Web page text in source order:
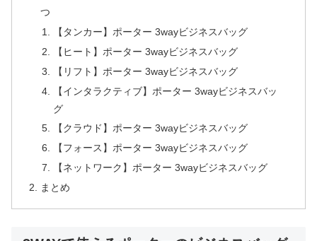
つ
【タンカー】ポーター 3wayビジネスバッグ
【ヒート】ポーター 3wayビジネスバッグ
【リフト】ポーター 3wayビジネスバッグ
【インタラクティブ】ポーター 3wayビジネスバッ
グ
【クラウド】ポーター 3wayビジネスバッグ
【フォース】ポーター 3wayビジネスバッグ
【ネットワーク】ポーター 3wayビジネスバッグ
まとめ